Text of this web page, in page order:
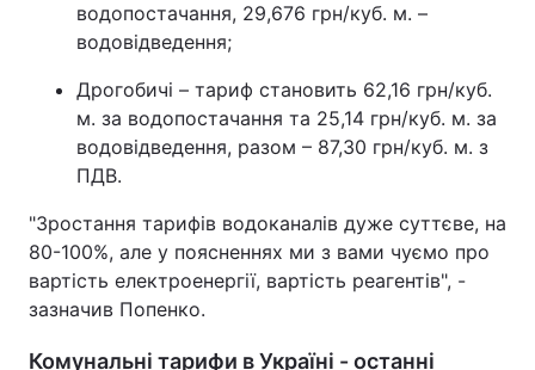
водопостачання, 29,676 грн/куб. м. –
водовідведення;
Дрогобичі – тариф становить 62,16 грн/куб.
м. за водопостачання та 25,14 грн/куб. м. за
водовідведення, разом – 87,30 грн/куб. м. з
ПДВ.
"Зростання тарифів водоканалів дуже суттєве, на
80-100%, але у поясненнях ми з вами чуємо про
вартість електроенергії, вартість реагентів", -
зазначив Попенко.
Комунальні тарифи в Україні - останні